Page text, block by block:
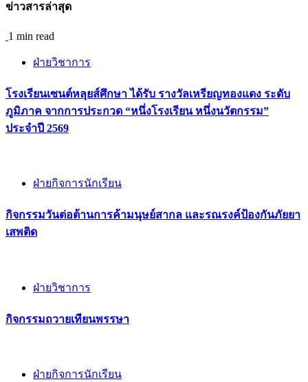
ข่าวสารล่าสุด
1 min read
ฝ่ายวิชาการ
โรงเรียนเซนต์หลุยส์ศึกษา ได้รับ รางวัลเหรียญทองแดง ระดับ
ภูมิภาค จากการประกวด “หนึ่งโรงเรียน หนึ่งนวัตกรรม”
ประจำปี 2569
ฝ่ายกิจการนักเรียน
กิจกรรม​วันต่อต้านการค้ามนุษย์สากล และรณรงค์ป้องกันภัยยา
เสพติด
ฝ่ายวิชาการ
กิจกรรมถวายเทียนพรรษา
ฝ่ายกิจการนักเรียน